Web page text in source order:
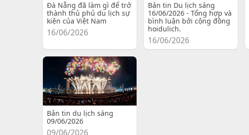
Đà Nẵng đã làm gì để trở
thành thủ phủ du lịch sự
kiện của Việt Nam
16/06/2026
Bản tin Du lịch sáng
16/06/2026 - Tổng hợp và
bình luận bởi cộng đồng
hoidulich.
16/06/2026
Bản tin du lịch sáng
09/06/2026
09/06/2026